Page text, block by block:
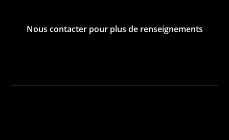
Nous contacter pour plus de renseignements